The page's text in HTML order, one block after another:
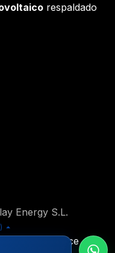
respaldado
Energy S.L.
Open Source